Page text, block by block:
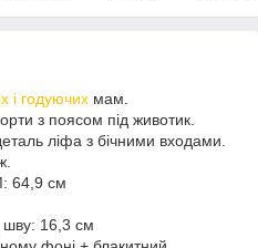
і годуючих мам.
з поясом під животик.
ліфа з бічними входами.
64,9 см
шву: 16,3 см